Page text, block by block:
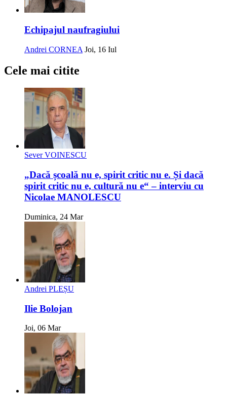
Echipajul naufragiului
Andrei CORNEA Joi, 16 Iul
Cele mai citite
Sever VOINESCU
„Dacă școală nu e, spirit critic nu e. Și dacă
spirit critic nu e, cultură nu e“ – interviu cu
Nicolae MANOLESCU
Duminica, 24 Mar
Andrei PLEȘU
Ilie Bolojan
Joi, 06 Mar